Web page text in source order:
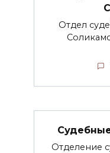
Отдел
Отделение